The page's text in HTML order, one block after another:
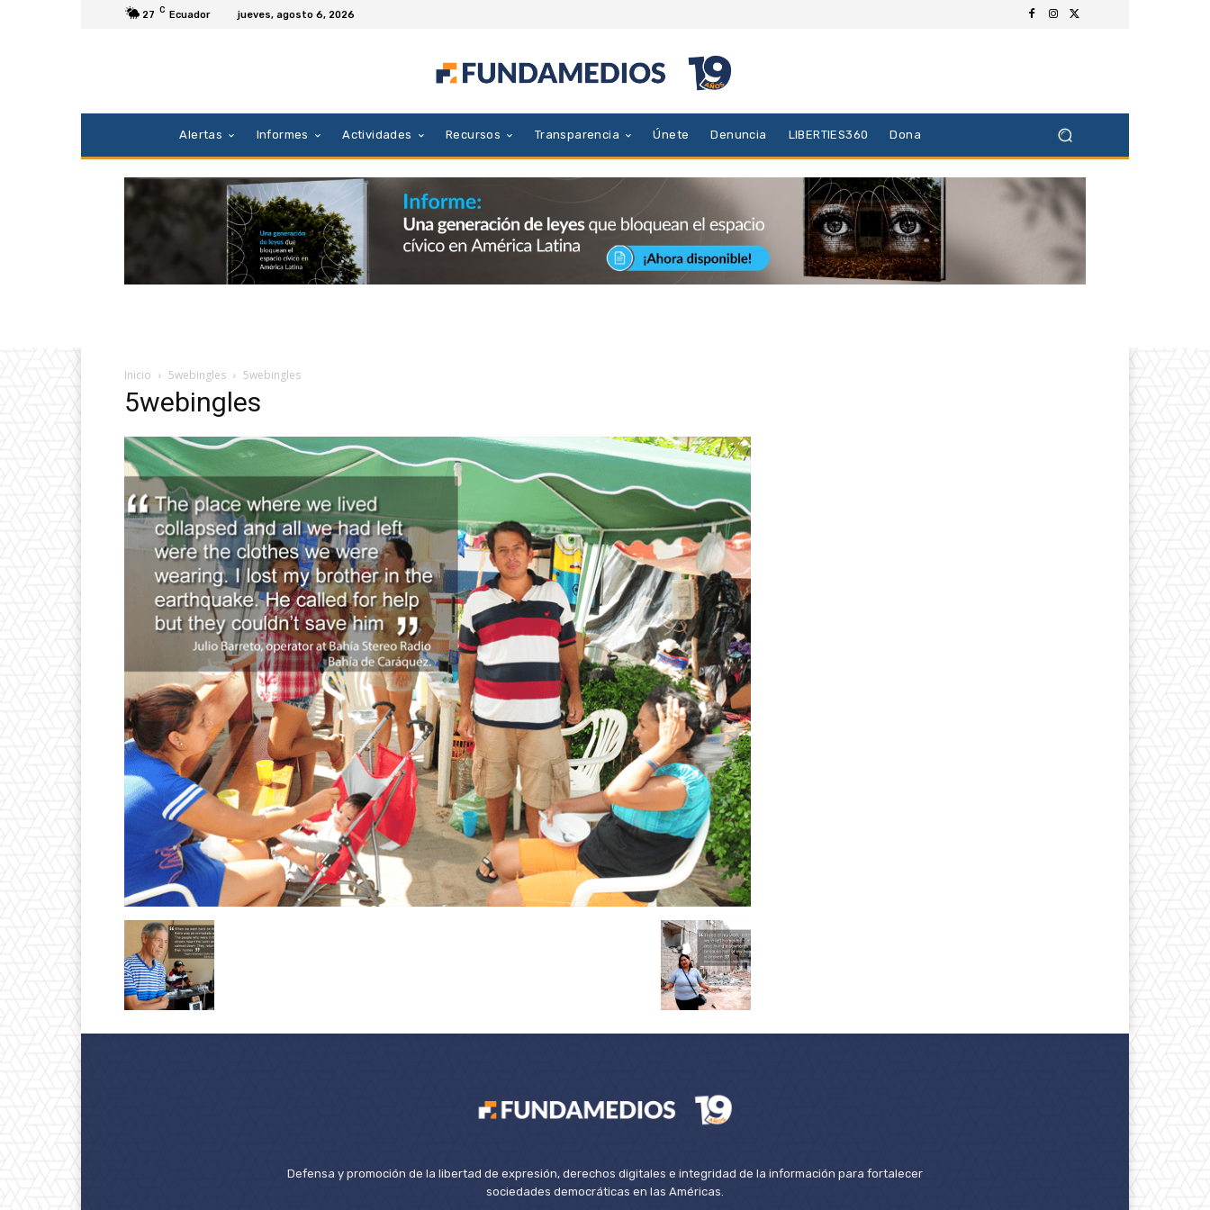
27 C Ecuador jueves, agosto 6, 2026
Alertas Informes Actividades Recursos Transparencia Únete Denuncia LIBERTIES360 Dona
Inicio 5webingles 5webingles
5webingles
Defensa y promoción de la libertad de expresión, derechos digitales e integridad de la información para fortalecer
sociedades democráticas en las Américas.